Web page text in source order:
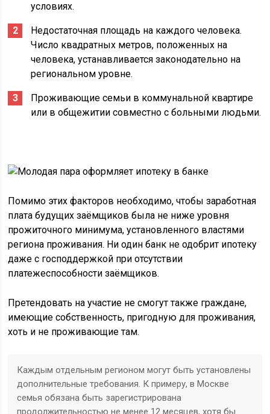
условиях.
Недостаточная площадь на каждого человека.
Число квадратных метров, положенных на
человека, устанавливается законодательно на
региональном уровне.
Проживающие семьи в коммунальной квартире
или в общежитии совместно с больными людьми.
Помимо этих факторов необходимо, чтобы заработная
плата будущих заёмщиков была не ниже уровня
прожиточного минимума, установленного властями
региона проживания. Ни один банк не одобрит ипотеку
даже с господдержкой при отсутствии
платежеспособности заёмщиков.
Претендовать на участие не смогут также граждане,
имеющие собственность, пригодную для проживания,
хоть и не проживающие там.
Каждым отдельным регионом могут быть установлены
дополнительные требования. К примеру, в Москве
семья обязана быть зарегистрирована
продолжительностью не менее 12 месяцев, хотя бы